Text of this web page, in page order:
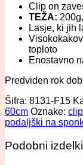
Clip on
TEŽA: 200g,
Lasje, ki jih
toploto
Enostavno
Predviden rok
Šifra: 8131-F15
60cm Oznake:
podaljški na
Podobni izdelki